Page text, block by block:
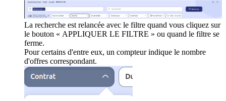
La recherche est relancée avec le filtre quand vous cliquez sur
le bouton « APPLIQUER LE FILTRE » ou quand le filtre se
ferme.
Pour certains d'entre eux, un compteur indique le nombre
d'offres correspondant.